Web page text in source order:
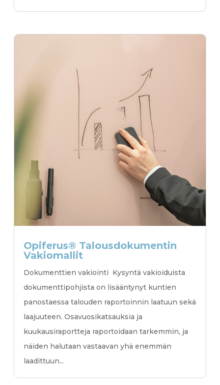
Opiferus® Talousdokumentin
Vakiomallit
Dokumenttien vakiointi Kysyntä vakioiduista
dokumenttipohjista on lisääntynyt kuntien
panostaessa talouden raportoinnin laatuun sekä
laajuuteen. Osavuosikatsauksia ja
kuukausiraportteja raportoidaan tarkemmin, ja
näiden halutaan vastaavan yhä enemmän
laadittuun...